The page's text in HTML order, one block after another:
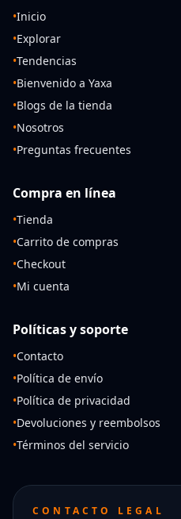
•Inicio
•Explorar
•Tendencias
•Bienvenido a Yaxa
•Blogs de la tienda
•Nosotros
•Preguntas frecuentes
Compra en línea
•Tienda
•Carrito de compras
•Checkout
•Mi cuenta
Políticas y soporte
•Contacto
•Política de envío
•Política de privacidad
•Devoluciones y reembolsos
•Términos del servicio
CONTACTO LEGAL